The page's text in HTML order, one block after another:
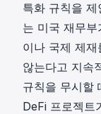
특화 규칙을
는 미국 재무부
이나 국제 제
않는다고 지속
규칙을 무시할
DeFi 프로젝트